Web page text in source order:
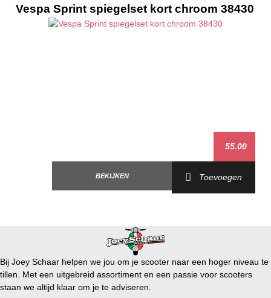
Vespa Primavera 25km/h IGET AIR 4T 3V E4 '17-'20
Vespa Primavera 25km/h IGET AIR 4T 3V E5 '20-'23 (Stop
Vespa Primavera ABS 150i IGET AIR 4T 3V E5 '20-'23 (Stop
date: 2020-07-23)
Vespa Sprint 125i LEM AIR 4T 3V E3 '14-'16
Vespa Sprint 150i LEM AIR 4T 3V E3 '14-'16
Vespa Sprint 25km/h IGET AIR 4T 3V E5 '20-'23
Vespa Sprint 50 AIR 2T E2 '14-'17
Vespa Sprint 50 AIR 4T 4V E2 '14-'17
Vespa Sprint 50i IGET AIR 4T 3V E4 '17-'20
Vespa Sprint 50i IGET AIR 4T 3V E5 '20-'23
Vespa Sprint ABS 125i IGET AIR 4T 3V E4 '16-'20
Vespa Sprint spiegelset kort chroom 38430
55.00
BEKIJKEN Toevoegen
Bij Joey Schaar helpen we jou om je scooter naar een hoger niveau te
tillen. Met een uitgebreid assortiment en een passie voor scooters
staan we altijd klaar om je te adviseren.